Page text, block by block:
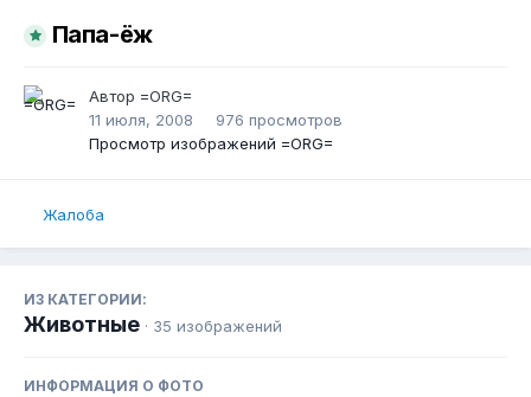
Папа-ёж
Автор =ORG=
11 июля, 2008
976 просмотров
Просмотр изображений =ORG=
Жалоба
ИЗ КАТЕГОРИИ:
Животные · 35 изображений
ИНФОРМАЦИЯ О ФОТО